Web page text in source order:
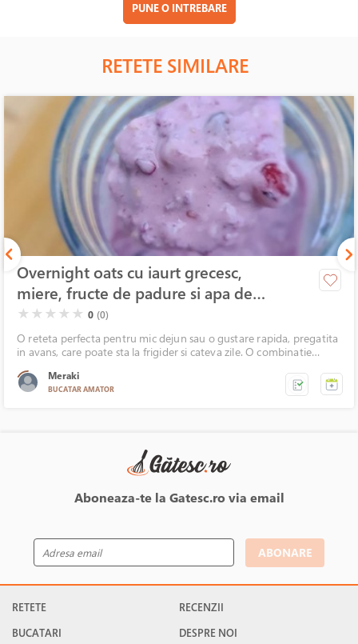
PUNE O INTREBARE
RETETE SIMILARE
Overnight oats cu iaurt grecesc,
miere, fructe de padure si apa de
cocos
( )
★ ( )
★ ( )
★ ( )
★ ( )
★ 0 (0)
O reteta perfecta pentru mic dejun sau o gustare rapida, pregatita
in avans, care poate sta la frigider si cateva zile. O combinatie
oricine, de la copii la adulti.
Meraki
BUCATAR AMATOR
Aboneaza-te la Gatesc.ro via email
ABONARE
RETETE
BUCATARI
RECENZII
DESPRE NOI